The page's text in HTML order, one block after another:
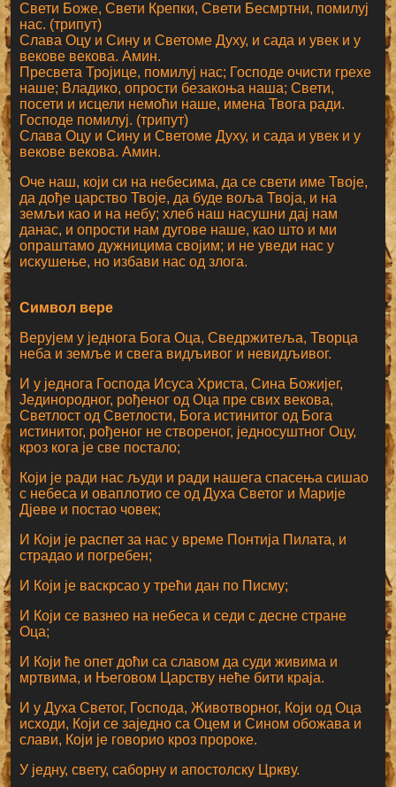
Свети Боже, Свети Крепки, Свети Бесмртни, помилуј
нас. (трипут)
Слава Оцу и Сину и Светоме Духу, и сада и увек и у
векове векова. Амин.
Пресвета Тројице, помилуј нас; Господе очисти грехе
наше; Владико, опрости безакоња наша; Свети,
посети и исцели немоћи наше, имена Твога ради.
Господе помилуј. (трипут)
Слава Оцу и Сину и Светоме Духу, и сада и увек и у
векове векова. Амин.
Оче наш, који си на небесима, да се свети име Твоје,
да дође царство Твоје, да буде воља Твоја, и на
земљи као и на небу; хлеб наш насушни дај нам
данас, и опрости нам дугове наше, као што и ми
опраштамо дужницима својим; и не уведи нас у
искушење, но избави нас од злога.
Символ вере
Верујем у једнога Бога Оца, Сведржитеља, Творца
неба и земље и свега видљивог и невидљивог.
И у једнога Господа Исуса Христа, Сина Божијег,
Јединородног, рођеног од Оца пре свих векова,
Светлост од Светлости, Бога истинитог од Бога
истинитог, рођеног не створеног, једносуштног Оцу,
кроз кога је све постало;
Који је ради нас људи и ради нашега спасења сишао
с небеса и оваплотио се од Духа Светог и Марије
Дјеве и постао човек;
И Који је распет за нас у време Понтија Пилата, и
страдао и погребен;
И Који је васкрсао у трећи дан по Писму;
И Који се вазнео на небеса и седи с десне стране
Оца;
И Који ће опет доћи са славом да суди живима и
мртвима, и Његовом Царству неће бити краја.
И у Духа Светог, Господа, Животворног, Који од Оца
исходи, Који се заједно са Оцем и Сином обожава и
слави, Који је говорио кроз пророке.
У једну, свету, саборну и апостолску Цркву.